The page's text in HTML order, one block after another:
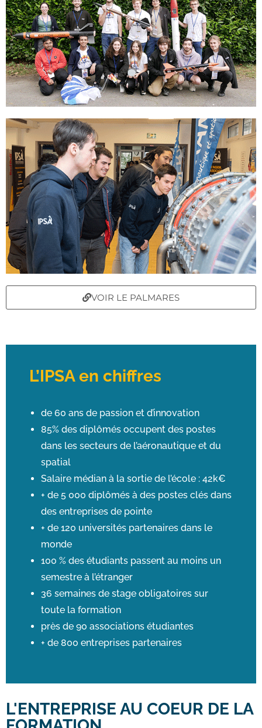
VOIR LE PALMARES
L’IPSA en chiffres
de 60 ans de passion et d’innovation
85% des diplômés occupent des postes
dans les secteurs de l’aéronautique et du
spatial
Salaire médian à la sortie de l’école : 42k€
+ de 5 000 diplômés à des postes clés dans
des entreprises de pointe
+ de 120 universités partenaires dans le
monde
100 % des étudiants passent au moins un
semestre à l’étranger
36 semaines de stage obligatoires sur
toute la formation
près de 90 associations étudiantes
+ de 800 entreprises partenaires
L'ENTREPRISE AU COEUR DE LA